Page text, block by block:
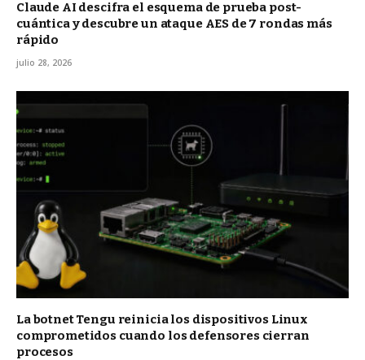
Claude AI descifra el esquema de prueba post-
cuántica y descubre un ataque AES de 7 rondas más
rápido
julio 28, 2026
La botnet Tengu reinicia los dispositivos Linux
comprometidos cuando los defensores cierran
procesos